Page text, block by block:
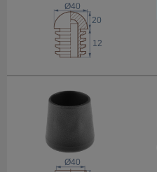
12
20
Ø40
Ø40